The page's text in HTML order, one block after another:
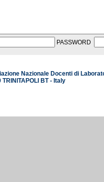
PASSWORD
Nazionale Docenti di
BT - Italy